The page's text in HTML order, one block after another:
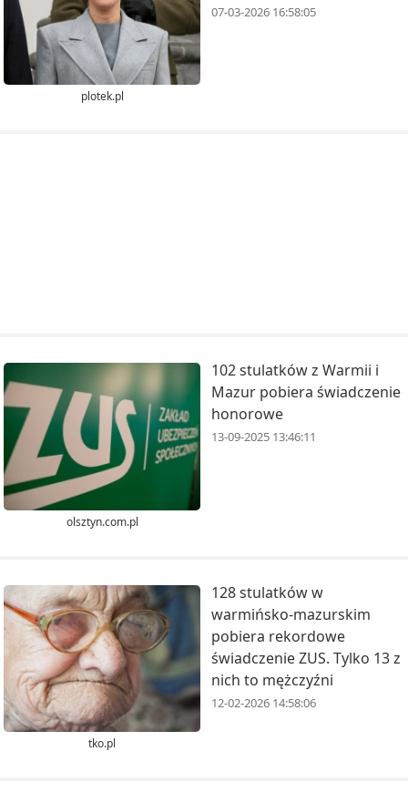
plotek.pl
07-03-2026 16:58:05
olsztyn.com.pl
102 stulatków z Warmii i
Mazur pobiera świadczenie
honorowe
13-09-2025 13:46:11
tko.pl
128 stulatków w
warmińsko-mazurskim
pobiera rekordowe
świadczenie ZUS. Tylko 13 z
nich to mężczyźni
12-02-2026 14:58:06